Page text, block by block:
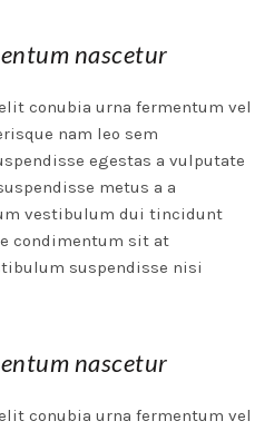
nascetur
conubia urna fermentum vel
nam leo sem
egestas a vulputate
metus a a
vestibulum dui tincidunt
condimentum sit at
suspendisse nisi
nascetur
conubia urna fermentum vel